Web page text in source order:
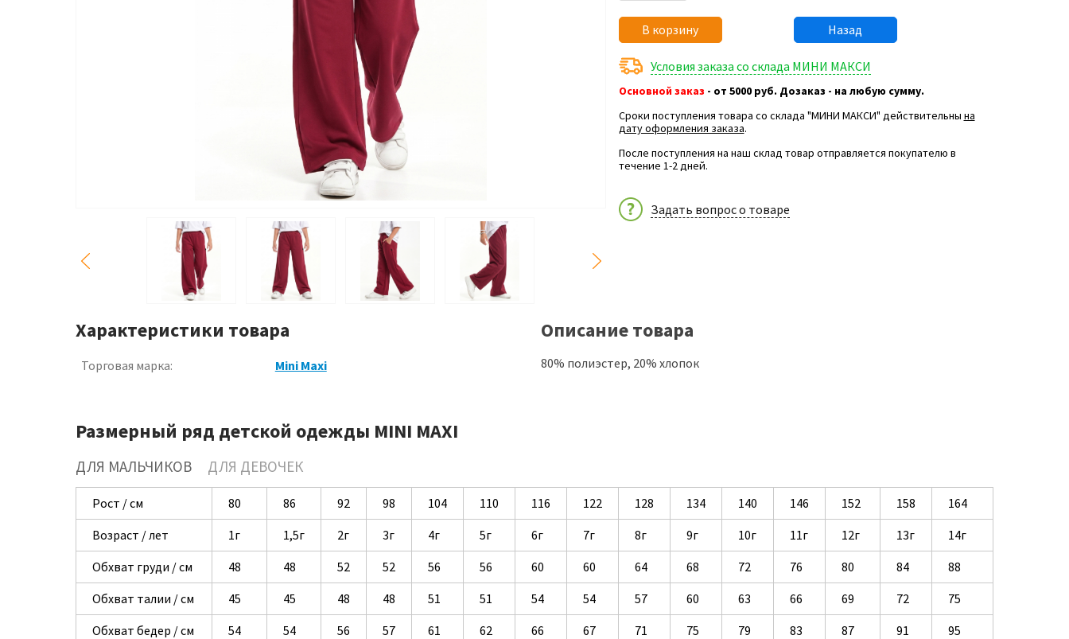
В корзину Назад
Условия заказа со склада МИНИ МАКСИ
Основной заказ - от 5000 руб. Дозаказ - на любую сумму.
Сроки поступления товара со склада "МИНИ МАКСИ" действительны на
дату оформления заказа.
После поступления на наш склад товар отправляется покупателю в
течение 1-2 дней.
Задать вопрос о товаре
Характеристики товара
Торговая марка: Mini Maxi
Описание товара
80% полиэстер, 20% хлопок
Размерный ряд детской одежды MINI MAXI
ДЛЯ МАЛЬЧИКОВ ДЛЯ ДЕВОЧЕК
Рост / см 80 86 92 98 104 110 116 122 128 134 140 146 152 158
164
Возраст / лет
1г 1,5г 2г 3г 4г 5г 6г 7г 8г 9г 10г 11г 12г 13г
14г
Обхват груди / см
48 48 52 52 56 56 60 60 64 68 72 76 80 84
88
Обхват талии / см
45 45 48 48 51 51 54 54 57 60 63 66 69 72
75
Обхват бедер / см
54 54 56 57 61 62 66 67 71 75 79 83 87 91
95